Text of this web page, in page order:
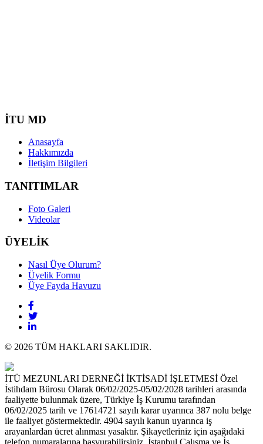
İTU MD
Anasayfa
Hakkımızda
İletişim Bilgileri
TANITIMLAR
Foto Galeri
Videolar
ÜYELİK
Nasıl Üye Olurum?
Üyelik Formu
Üye Fayda Havuzu
© 2026 TÜM HAKLARI SAKLIDIR.
İTÜ MEZUNLARI DERNEĞİ İKTİSADİ İŞLETMESİ Özel
İstihdam Bürosu Olarak 06/02/2025-05/02/2028 tarihleri arasında
faaliyette bulunmak üzere, Türkiye İş Kurumu tarafından
06/02/2025 tarih ve 17614721 sayılı karar uyarınca 387 nolu belge
ile faaliyet göstermektedir. 4904 sayılı kanun uyarınca iş
arayanlardan ücret alınması yasaktır. Şikayetleriniz için aşağıdaki
telefon numaralarına başvurabilirsiniz. İstanbul Çalışma ve İş